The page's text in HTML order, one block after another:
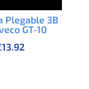
Plegable 3B
GT-10
13.92